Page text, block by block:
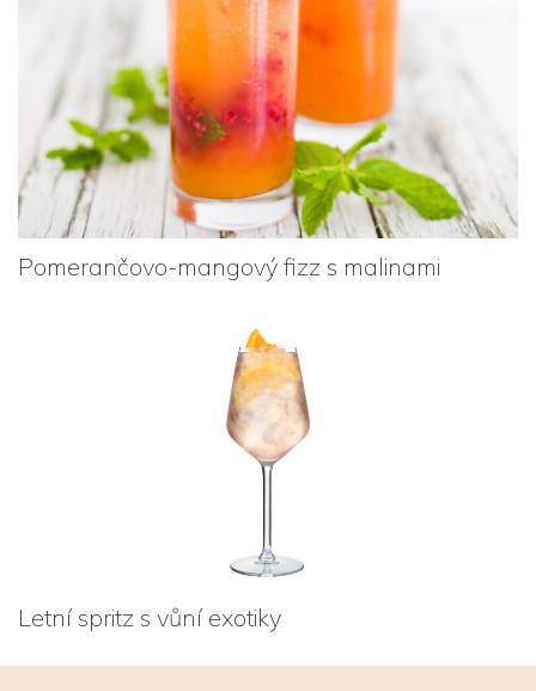
Pomerančovo-mangový fizz s malinami
Letní spritz s vůní exotiky